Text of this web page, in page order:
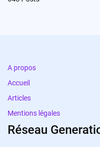
A propos
Accueil
Articles
Mentions légales
Réseau